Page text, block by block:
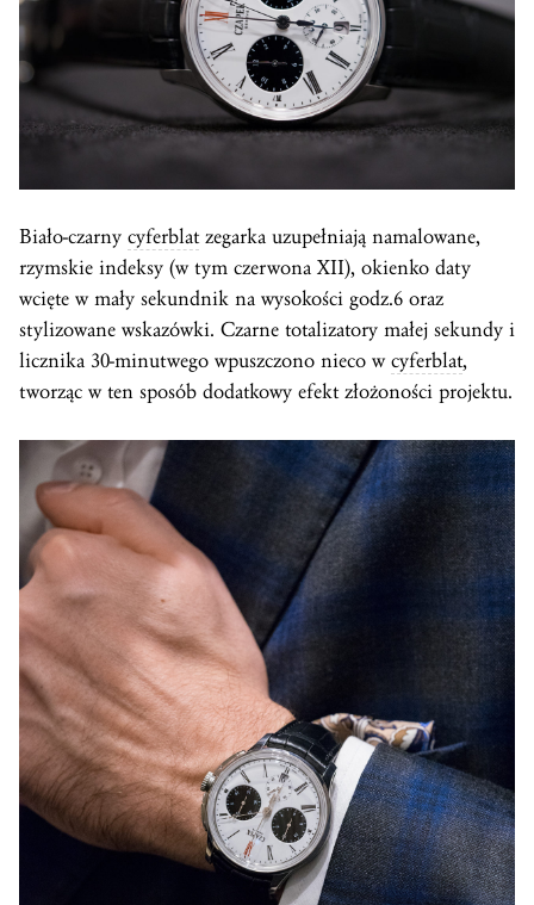
Biało-czarny cyferblatzegarka uzupełniają namalowane,
rzymskie indeksy (w tym czerwona XII), okienko daty
wcięte w mały sekundnik na wysokości godz.6 oraz
stylizowane wskazówki. Czarne totalizatory małej sekundy i
licznika 30-minutwego wpuszczono nieco wcyferblat,
tworząc w ten sposób dodatkowy efekt złożoności projektu.